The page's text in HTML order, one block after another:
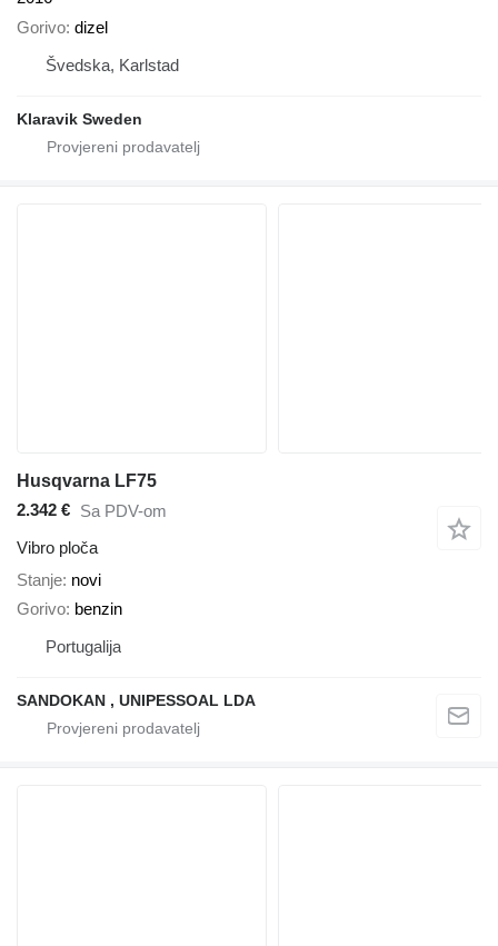
Gorivo dizel
Švedska, Karlstad
Klaravik Sweden
Husqvarna LF75
2.342 € Sa PDV-om
Vibro ploča
Stanje novi
Gorivo benzin
Portugalija
SANDOKAN , UNIPESSOAL LDA